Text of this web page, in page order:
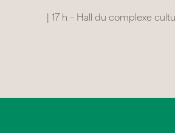
| 17 h – Hall du complexe